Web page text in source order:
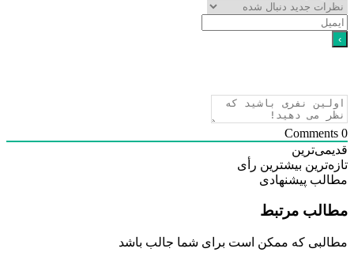
بیشترین رأی
پیشنهادی
مرتبط
که ممکن است برای شما جالب باشد